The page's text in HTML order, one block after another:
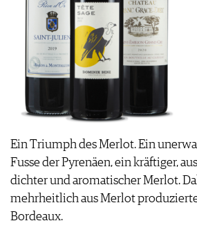
Ein Triumph des Merlot. Ein
Fusse der Pyrenäen, ein kräftiger,
dichter und aromatischer Merlot.
mehrheitlich aus Merlot
Bordeaux.